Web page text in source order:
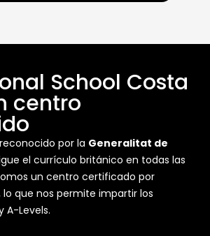
School Costa
centro
por la Generalitat de
el currículo británico en todas las
un centro certificado por
lo que nos permite impartir los
A-Levels.